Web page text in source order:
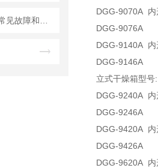
DGG-9070A
DGG-9076A
DGG-9140A
DGG-9146A
立式干燥箱型号:
DGG-9240A
DGG-9246A
DGG-9420A
DGG-9426A
DGG-9620A